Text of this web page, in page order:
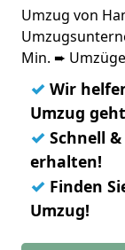
Umzug von
Min. ➨
✓ Wir
Umzug
✓ Schnell
erhalten!
✓ Finden
Umzug!